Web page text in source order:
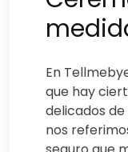
En
que hay
delicados
nos